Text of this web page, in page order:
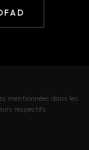
mentionnées dans les
respectifs.